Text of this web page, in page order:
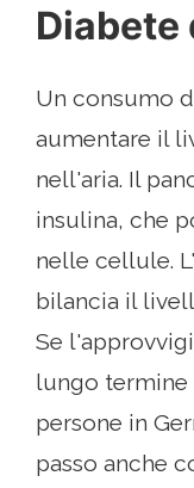
Diabete
Un consumo
aumentare il
nell'aria. Il
insulina, che
nelle cellule.
bilancia il
Se
lungo
persone in
passo anche